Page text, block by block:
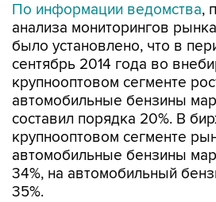
По информации ведомства,
анализа мониторингов
было установлено, что в
сентябрь 2014 года во
крупнооптовом сегменте
автомобильные бензины
составил порядка 20%. В
крупнооптовом сегменте
автомобильные бензины
34%, на автомобильный
35%.